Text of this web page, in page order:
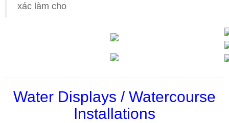
xác làm cho
Water Displays / Watercourse
Installations